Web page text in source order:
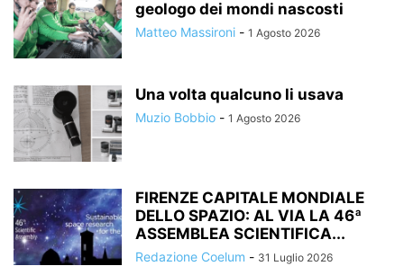
geologo dei mondi nascosti
Matteo Massironi - 1 Agosto 2026
Una volta qualcuno li usava
Muzio Bobbio - 1 Agosto 2026
FIRENZE CAPITALE MONDIALE
DELLO SPAZIO: AL VIA LA 46ª
ASSEMBLEA SCIENTIFICA...
Redazione Coelum - 31 Luglio 2026